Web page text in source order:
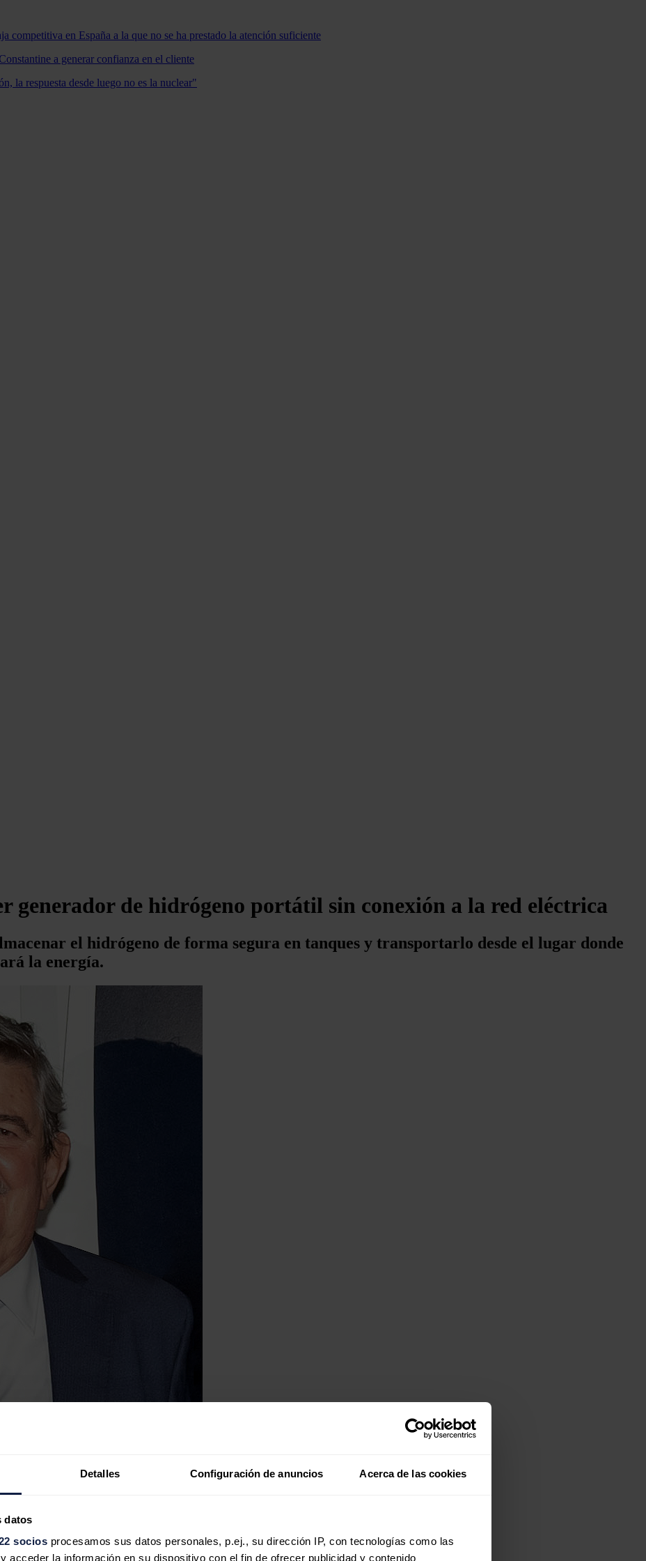
Detalles Configuración de anuncios Acerca de las cookies
datos
socios procesamos sus datos personales, p.ej., su dirección IP, con tecnologías como las
acceder la información en su dispositivo con el fin de ofrecer publicidad y contenido
competitiva en España a la que no se ha prestado la atención suficiente
a generar confianza en el cliente
la respuesta desde luego no es la nuclear"
generador de hidrógeno portátil sin conexión a la red eléctrica
el hidrógeno de forma segura en tanques y transportarlo desde el lugar donde
la energía.